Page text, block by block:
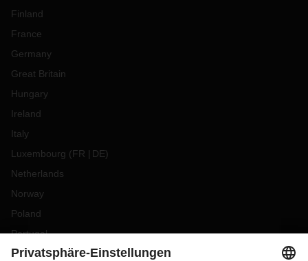
Finland
France
Germany
Great Britain
Hungary
Ireland
Italy
Luxembourg (FR DE)
Netherlands
Norway
Poland
Portugal
Romania